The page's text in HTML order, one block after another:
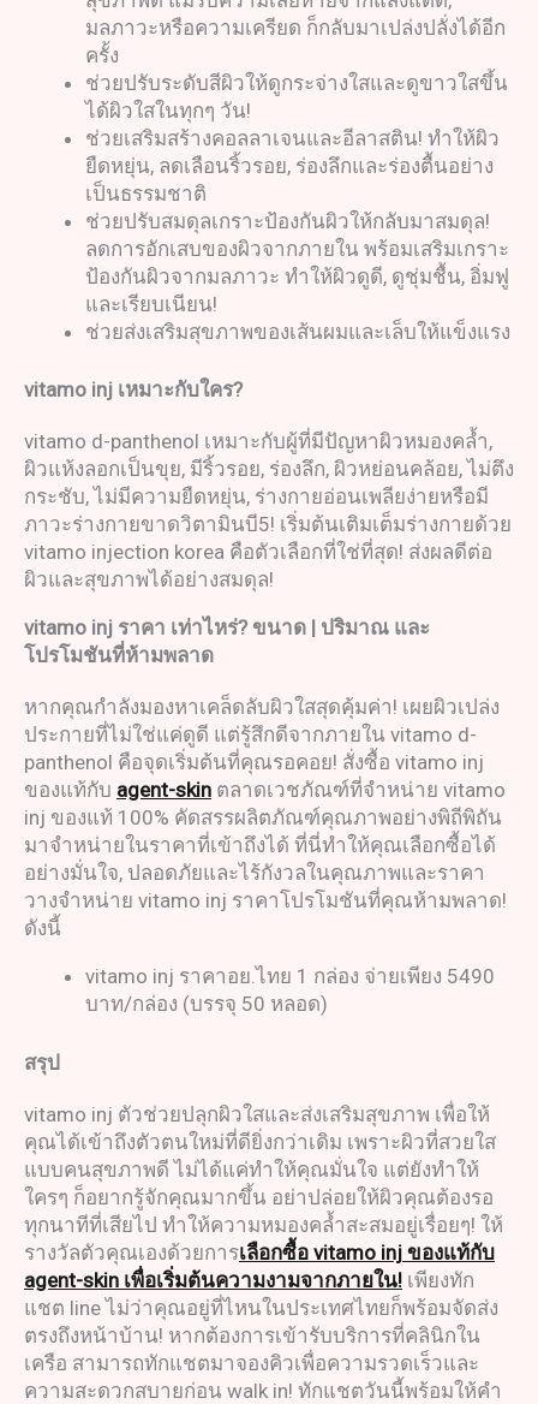
มลภาวะหรือความเครียด ก็กลับมาเปล่งปลั่งได้อีก
ครั้ง
ช่วยปรับระดับสีผิวให้ดูกระจ่างใสและดูขาวใสขึ้น
ได้ผิวใสในทุกๆ วัน!
ช่วยเสริมสร้างคอลลาเจนและอีลาสติน! ทำให้ผิว
ยืดหยุ่น, ลดเลือนริ้วรอย, ร่องลึกและร่องตื้นอย่าง
เป็นธรรมชาติ
ช่วยปรับสมดุลเกราะป้องกันผิวให้กลับมาสมดุล!
ลดการอักเสบของผิวจากภายใน พร้อมเสริมเกราะ
ป้องกันผิวจากมลภาวะ ทำให้ผิวดูดี, ดูชุ่มชื้น, อิ่มฟู
และเรียบเนียน!
ช่วยส่งเสริมสุขภาพของเส้นผมและเล็บให้แข็งแรง
vitamo inj เหมาะกับใคร?
vitamo d-panthenol เหมาะกับผู้ที่มีปัญหาผิวหมองคล้ำ,
ผิวแห้งลอกเป็นขุย, มีริ้วรอย, ร่องลึก, ผิวหย่อนคล้อย, ไม่ตึง
กระชับ, ไม่มีความยืดหยุ่น, ร่างกายอ่อนเพลียง่ายหรือมี
ภาวะร่างกายขาดวิตามินบี5! เริ่มต้นเติมเต็มร่างกายด้วย
vitamo injection korea คือตัวเลือกที่ใช่ที่สุด! ส่งผลดีต่อ
ผิวและสุขภาพได้อย่างสมดุล!
vitamo inj ราคา เท่าไหร่? ขนาด | ปริมาณ และ
โปรโมชันที่ห้ามพลาด
หากคุณกำลังมองหาเคล็ดลับผิวใสสุดคุ้มค่า! เผยผิวเปล่ง
ประกายที่ไม่ใช่แค่ดูดี แต่รู้สึกดีจากภายใน vitamo d-
panthenol คือจุดเริ่มต้นที่คุณรอคอย! สั่งซื้อ vitamo inj
ของแท้กับ agent-skin ตลาดเวชภัณฑ์ที่จำหน่าย vitamo
inj ของแท้ 100% คัดสรรผลิตภัณฑ์คุณภาพอย่างพิถีพิถัน
มาจำหน่ายในราคาที่เข้าถึงได้ ที่นี่ทำให้คุณเลือกซื้อได้
อย่างมั่นใจ, ปลอดภัยและไร้กังวลในคุณภาพและราคา
วางจำหน่าย vitamo inj ราคาโปรโมชันที่คุณห้ามพลาด!
ดังนี้
vitamo inj ราคาอย.ไทย 1 กล่อง จ่ายเพียง 5490
บาท/กล่อง (บรรจุ 50 หลอด)
สรุป
vitamo inj ตัวช่วยปลุกผิวใสและส่งเสริมสุขภาพ เพื่อให้
คุณได้เข้าถึงตัวตนใหม่ที่ดียิ่งกว่าเดิม เพราะผิวที่สวยใส
แบบคนสุขภาพดี ไม่ได้แค่ทำให้คุณมั่นใจ แต่ยังทำให้
ใครๆ ก็อยากรู้จักคุณมากขึ้น อย่าปล่อยให้ผิวคุณต้องรอ
ทุกนาทีที่เสียไป ทำให้ความหมองคล้ำสะสมอยู่เรื่อยๆ! ให้
รางวัลตัวคุณเองด้วยการเลือกซื้อ vitamo inj ของแท้กับ
agent-skin เพื่อเริ่มต้นความงามจากภายใน! เพียงทัก
แชต line ไม่ว่าคุณอยู่ที่ไหนในประเทศไทยก็พร้อมจัดส่ง
ตรงถึงหน้าบ้าน! หากต้องการเข้ารับบริการที่คลินิกใน
เครือ สามารถทักแชตมาจองคิวเพื่อความรวดเร็วและ
ความสะดวกสบายก่อน walk in! ทักแชตวันนี้พร้อมให้คำ